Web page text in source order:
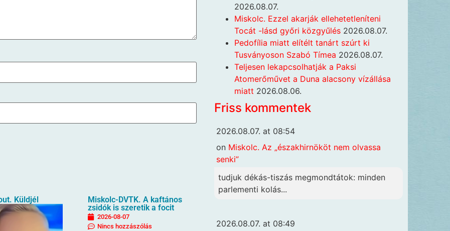
Küldjél
Miskolc-DVTK. A kaftános
zsidók is szeretik a focit
2026-08-07
Nincs hozzászólás
2026.08.07.
Miskolc. Ezzel akarják ellehetetleníteni
Tocát -lásd győri közgyűlés 2026.08.07.
Pedofília miatt elítélt tanárt szúrt ki
Tusványoson Szabó Tímea 2026.08.07.
Teljesen lekapcsolhatják a Paksi
Atomerőművet a Duna alacsony vízállása
miatt 2026.08.06.
Friss kommentek
2026.08.07. at 08:54
on Miskolc. Az „északhirnököt nem olvassa
senki”
tudjuk dékás-tiszás megmondtátok: minden
parlementi kolás...
2026.08.07. at 08:49